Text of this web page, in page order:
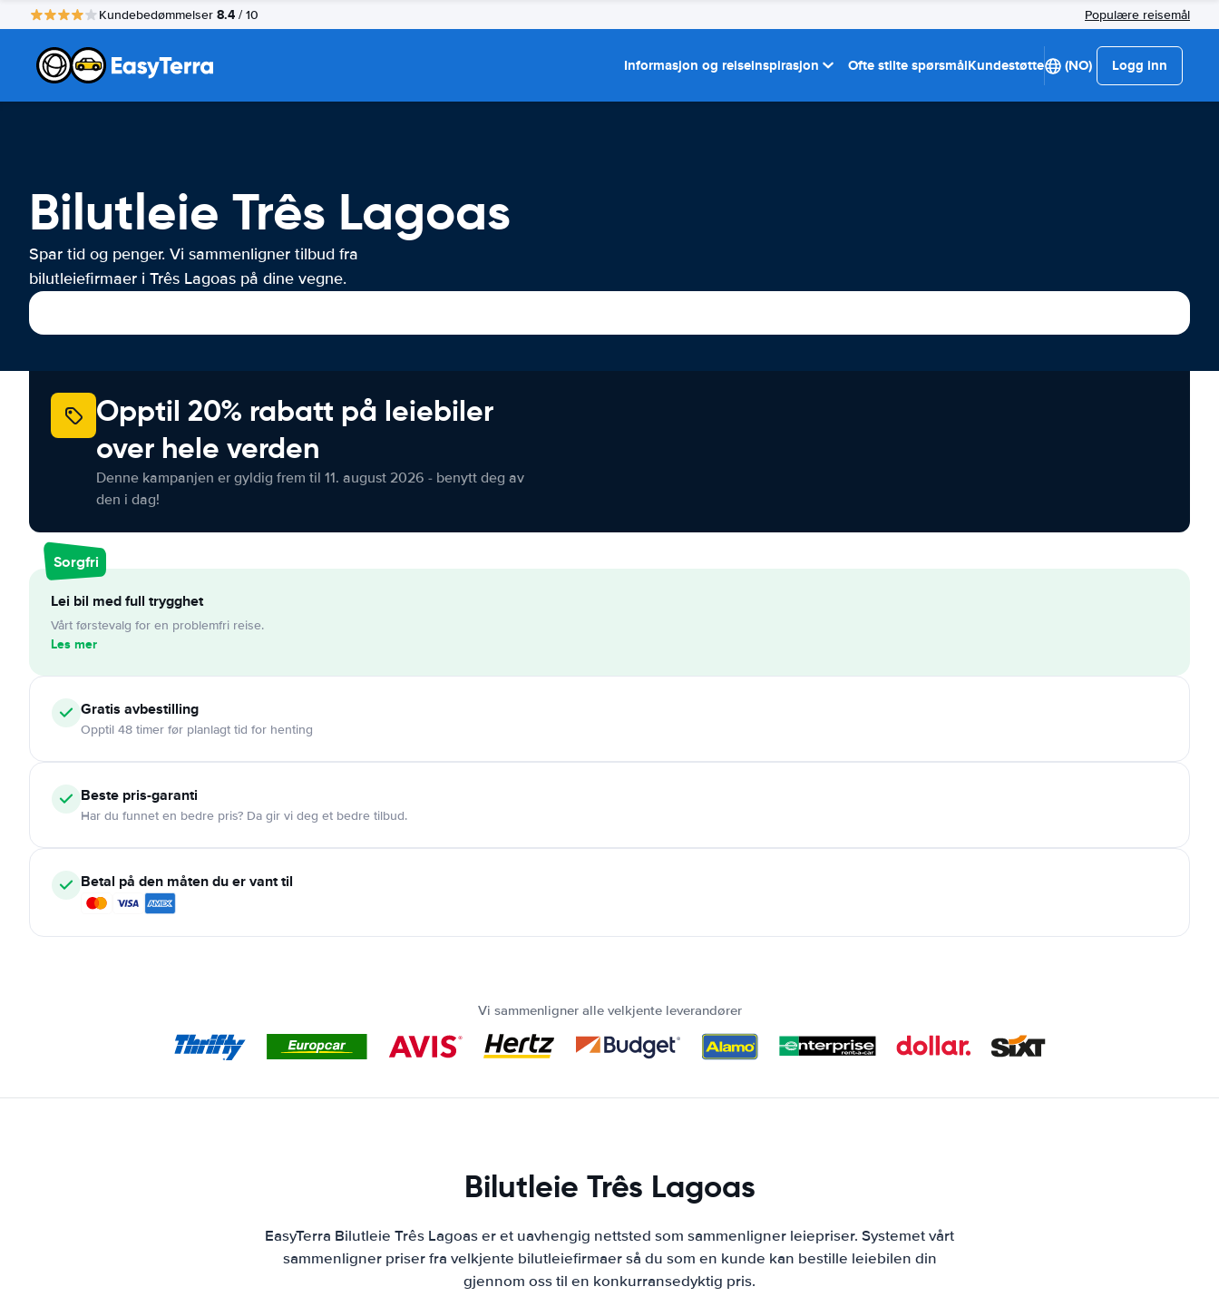
Kundebedømmelser 8.4 / 10 Populære reisemål
Informasjon og reiseinspirasjon Ofte stilte spørsmålKundestøtte (NO) Logg inn
Bilutleie Três Lagoas
Spar tid og penger. Vi sammenligner tilbud fra
bilutleiefirmaer i Três Lagoas på dine vegne.
Opptil 20% rabatt på leiebiler
over hele verden
Denne kampanjen er gyldig frem til 11. august 2026 - benytt deg av
den i dag!
Sorgfri
Lei bil med full trygghet
Vårt førstevalg for en problemfri reise.
Les mer
Gratis avbestilling
Opptil 48 timer før planlagt tid for henting
Beste pris-garanti
Har du funnet en bedre pris? Da gir vi deg et bedre tilbud.
Betal på den måten du er vant til
Vi sammenligner alle velkjente leverandører
Bilutleie Três Lagoas
EasyTerra Bilutleie Três Lagoas er et uavhengig nettsted som sammenligner leiepriser. Systemet vårt
sammenligner priser fra velkjente bilutleiefirmaer så du som en kunde kan bestille leiebilen din
gjennom oss til en konkurransedyktig pris.